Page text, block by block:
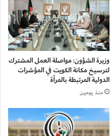
وزيرة الشؤون: مواصلة العمل المشترك
لترسيخ مكانة الكويت في المؤشرات
الدولية المرتبطة بالمرأة
منذ يومين